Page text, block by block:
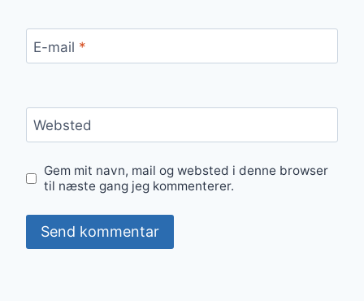
E-mail *
Websted
Gem mit navn, mail og websted i denne browser
til næste gang jeg kommenterer.